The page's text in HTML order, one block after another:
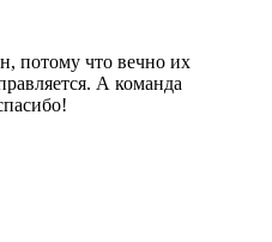
потому что вечно их
А команда